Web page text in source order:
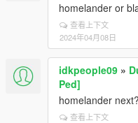
homelander or
查看上下文
2024年04月08日
idkpeople09 »
Ped]
homelander next?
查看上下文